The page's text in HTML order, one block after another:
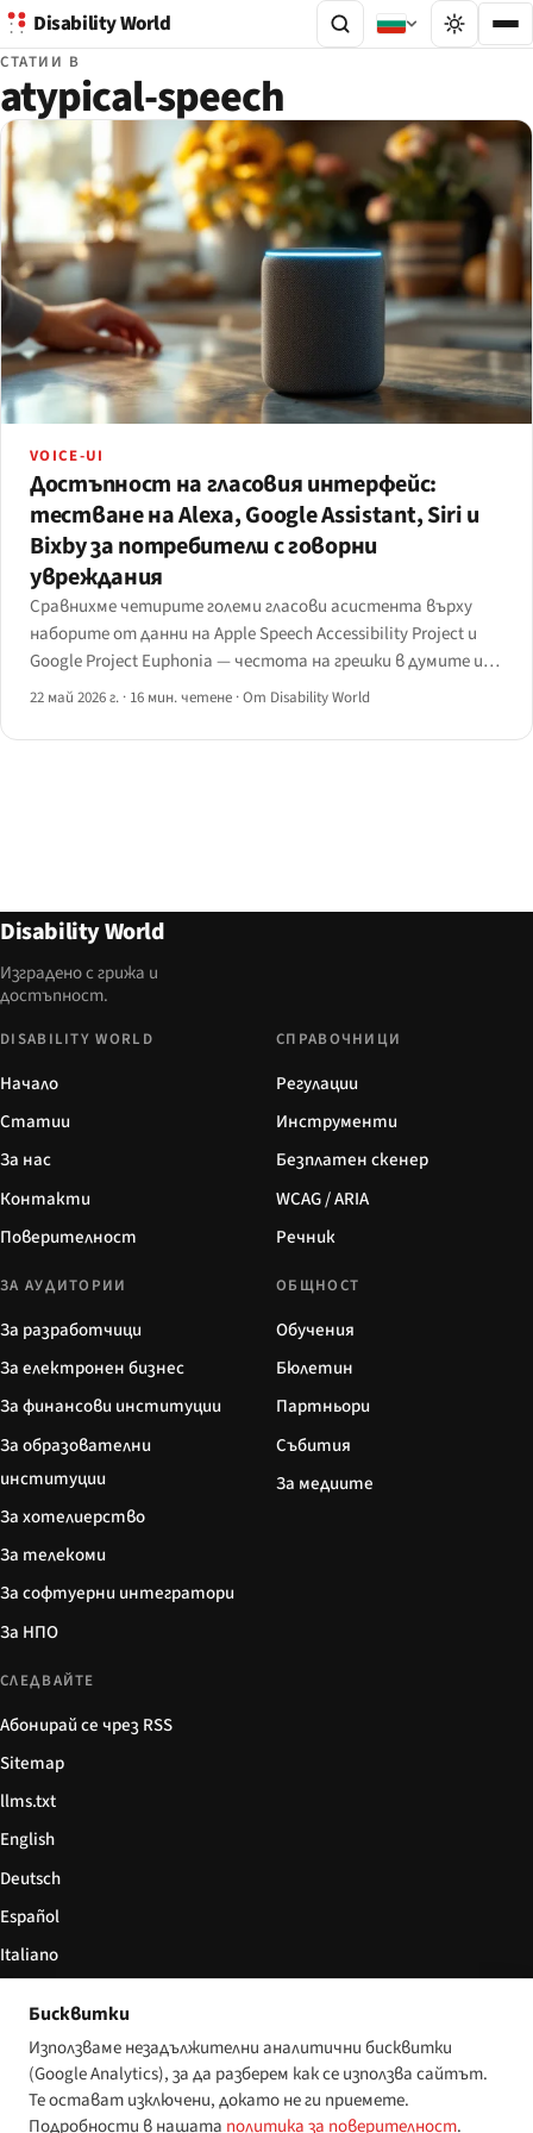
Disability World
СТАТИИ В
atypical-speech
VOICE-UI
Достъпност на гласовия интерфейс:
тестване на Alexa, Google Assistant, Siri и
Bixby за потребители с говорни
увреждания
Сравнихме четирите големи гласови асистента върху
наборите от данни на Apple Speech Accessibility Project и
Google Project Euphonia — честота на грешки в думите и
разпознаване на намерението по говорно състояние. Ето
да доставят дизайнерите.
22 май 2026 г. · 16 мин. четене ·От Disability World
Disability World
Изградено с грижа и
достъпност.
DISABILITY WORLD
Начало
Статии
За нас
Контакти
Поверителност
СПРАВОЧНИЦИ
Регулации
Инструменти
Безплатен скенер
WCAG / ARIA
Речник
ЗА АУДИТОРИИ
За разработчици
За електронен бизнес
За финансови институции
За образователни
институции
За хотелиерство
За телекоми
За софтуерни интегратори
За НПО
ОБЩНОСТ
Обучения
Бюлетин
Партньори
Събития
За медиите
СЛЕДВАЙТЕ
Абонирай се чрез RSS
Sitemap
llms.txt
English
Deutsch
Español
Italiano
Бисквитки
Използваме незадължителни аналитични бисквитки
(Google Analytics), за да разберем как се използва сайтът.
Те остават изключени, докато не ги приемете.
Подробности в нашата политика за поверителност.